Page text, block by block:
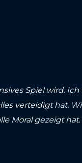
Spiel wird.
verteidigt hat.
Moral gezeigt